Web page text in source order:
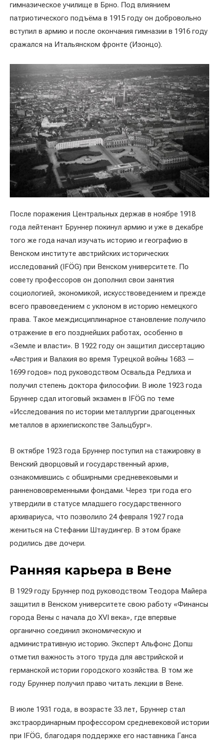
гимназическое училище в Брно. Под влиянием
патриотического подъёма в 1915 году он добровольно
вступил в армию и после окончания гимназии в 1916 году
сражался на Итальянском фронте (Изонцо).
После поражения Центральных держав в ноябре 1918
года лейтенант Бруннер покинул армию и уже в декабре
того же года начал изучать историю и географию в
Венском институте австрийских исторических
исследований (IFÖG) при Венском университете. По
совету профессоров он дополнил свои занятия
социологией, экономикой, искусствоведением и прежде
всего правоведением с уклоном в историю немецкого
права. Такое междисциплинарное становление получило
отражение в его позднейших работах, особенно в
«Земле и власти». В 1922 году он защитил диссертацию
«Австрия и Валахия во время Турецкой войны 1683 —
1699 годов» под руководством Освальда Редлиха и
получил степень доктора философии. В июле 1923 года
Бруннер сдал итоговый экзамен в IFÖG по теме
«Исследования по истории металлургии драгоценных
металлов в архиепископстве Зальцбург».
В октябре 1923 года Бруннер поступил на стажировку в
Венский дворцовый и государственный архив,
ознакомившись с обширными средневековыми и
ранненово­временными фондами. Через три года его
утвердили в статусе младшего государственного
архивариуса, что позволило 24 февраля 1927 года
жениться на Стефании Штаудингер. В этом браке
родились две дочери.
Ранняя карьера в Вене
В 1929 году Бруннер под руководством Теодора Майера
защитил в Венском университете свою работу «Финансы
города Вены с начала до XVI века», где впервые
органично соединил экономическую и
административную историю. Эксперт Альфонс Допш
отметил важность этого труда для австрийской и
германской истории городского хозяйства. В том же
году Бруннер получил право читать лекции в Вене.
В июле 1931 года, в возрасте 33 лет, Бруннер стал
экстраординарным профессором средневековой истории
при IFÖG, благодаря поддержке его наставника Ганса